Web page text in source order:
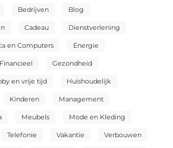
Bedrijven Blog
Cadeau Dienstverlening
en Computers Energie
Financieel Gezondheid
en vrije tijd Huishoudelijk
Kinderen Management
Meubels Mode en Kleding
Telefonie Vakantie Verbouwen